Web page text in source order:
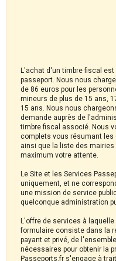
L'achat d'un timbre fiscal
passeport. Nous nous
de 86 euros pour les
mineurs de plus de 15 ans,
15 ans. Nous nous
demande auprès de
timbre fiscal associé. Nous
complets vous résumant
ainsi que la liste des
maximum votre attente.
Le Site et les Services
uniquement, et ne
une mission de service
quelconque administration
L'offre de services à
formulaire consiste dans la
payant et privé, de
nécessaires pour obtenir la
Passeports.fr s'engage à